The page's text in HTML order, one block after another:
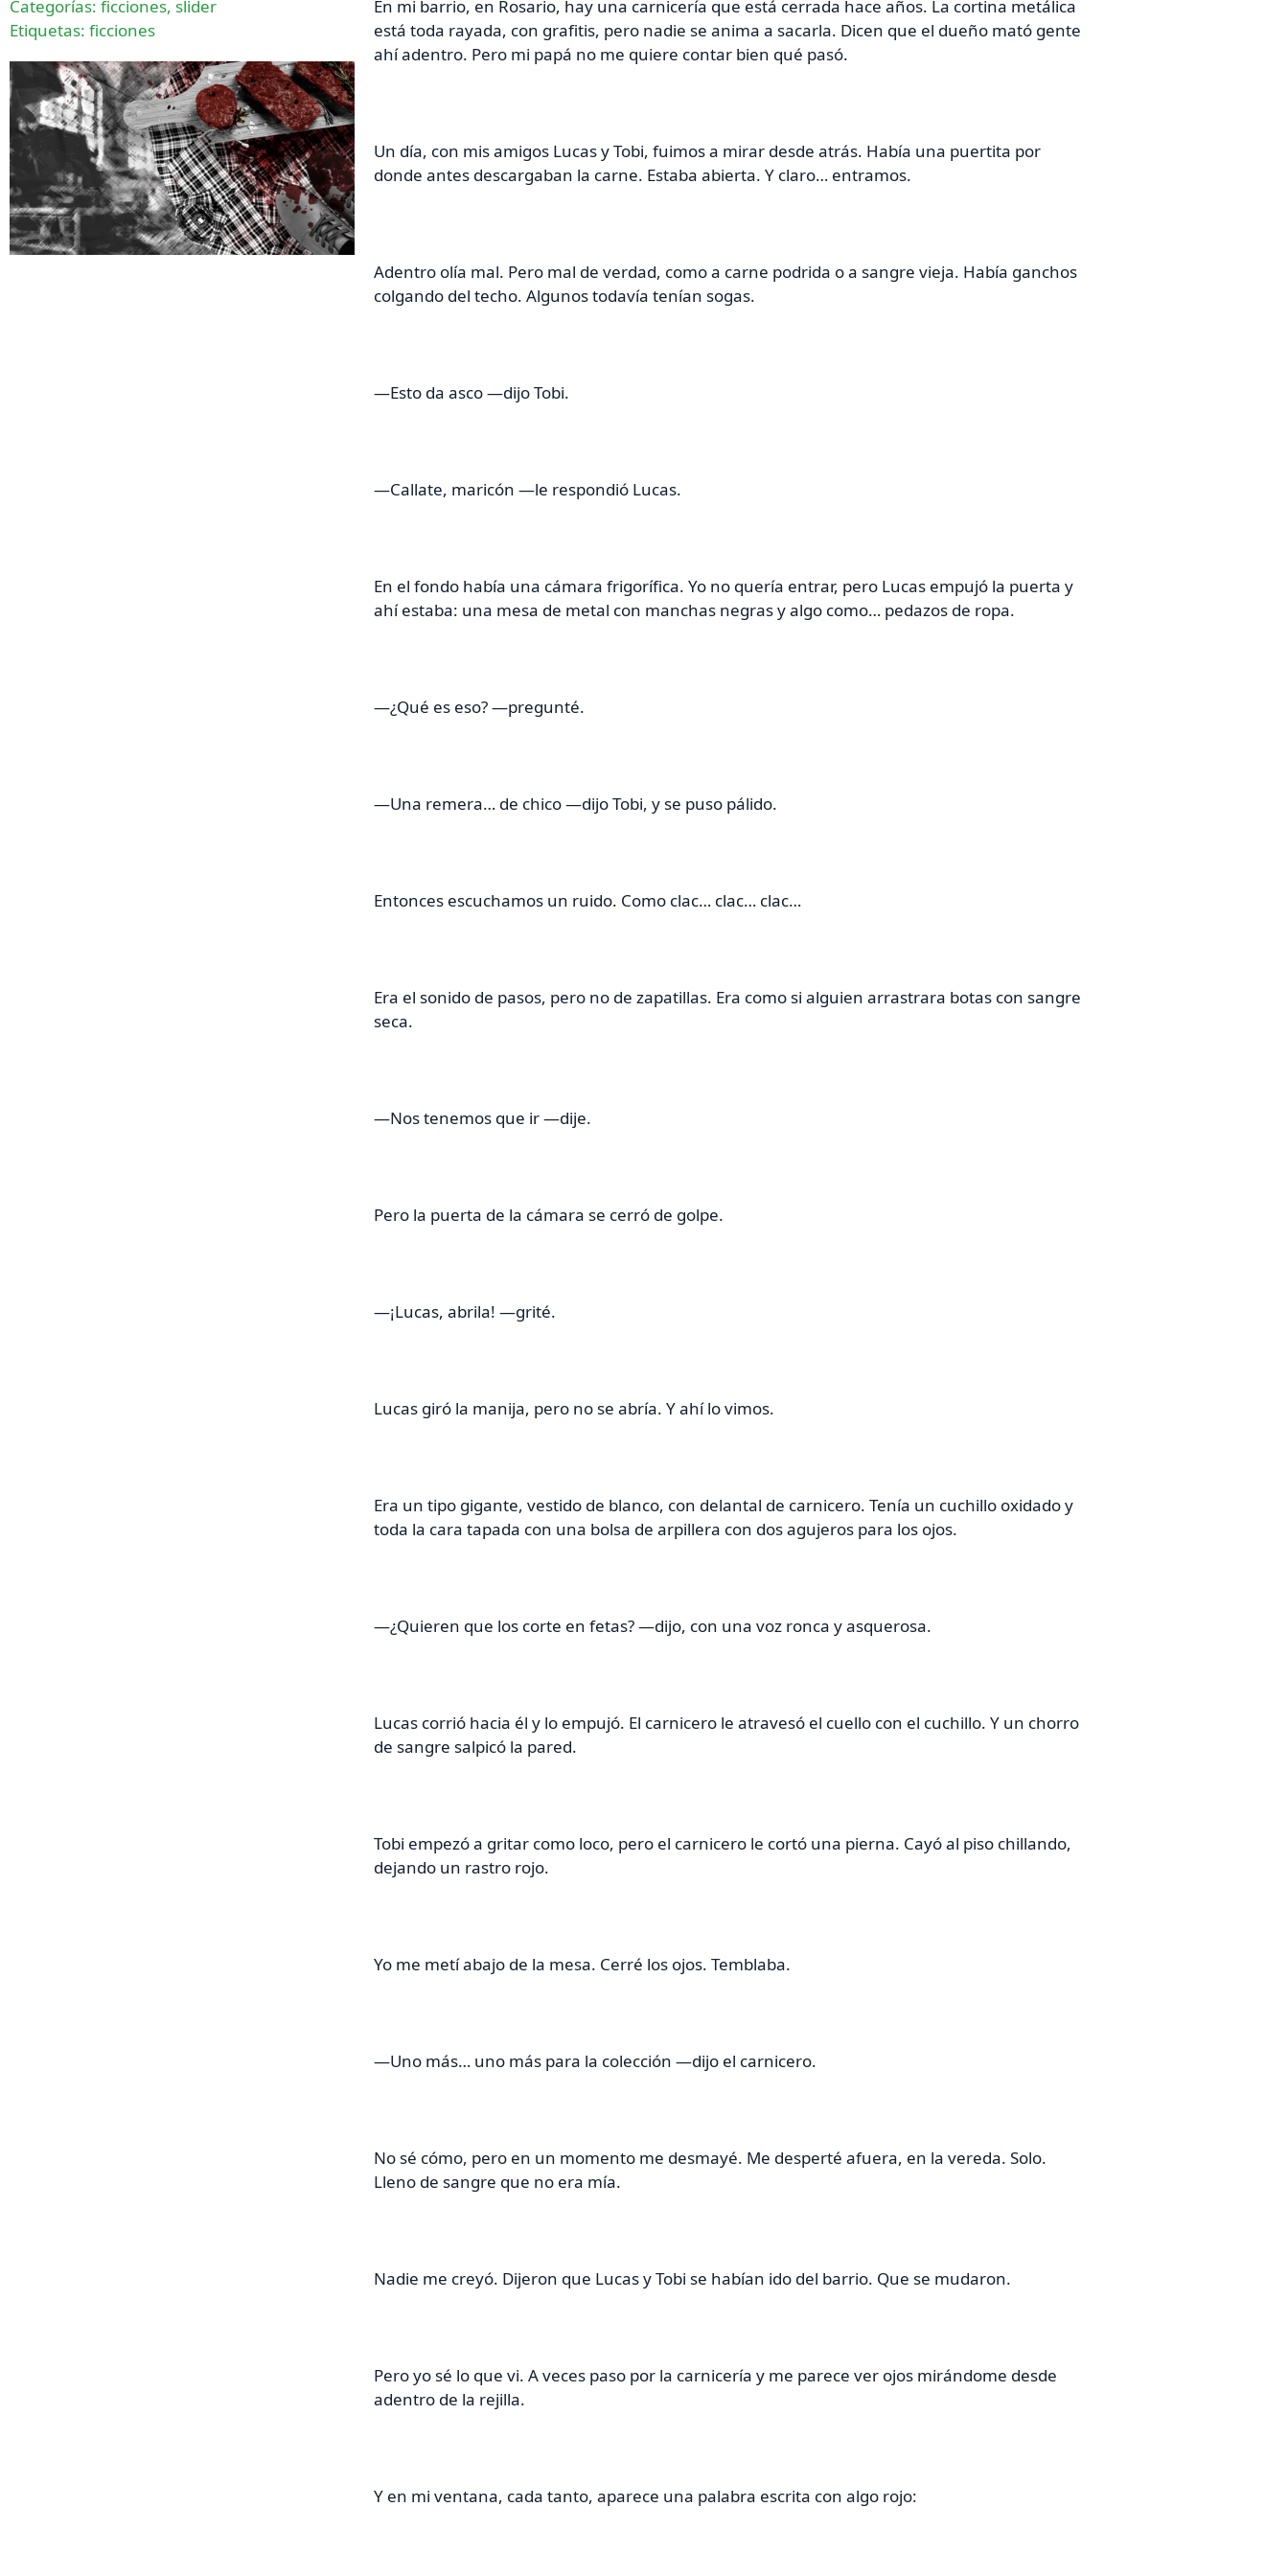
Categorías: ficciones, slider
Etiquetas: ficciones
En mi barrio, en Rosario, hay una carnicería que está cerrada hace años. La cortina metálica
está toda rayada, con grafitis, pero nadie se anima a sacarla. Dicen que el dueño mató gente
ahí adentro. Pero mi papá no me quiere contar bien qué pasó.
Un día, con mis amigos Lucas y Tobi, fuimos a mirar desde atrás. Había una puertita por
donde antes descargaban la carne. Estaba abierta. Y claro… entramos.
Adentro olía mal. Pero mal de verdad, como a carne podrida o a sangre vieja. Había ganchos
colgando del techo. Algunos todavía tenían sogas.
—Esto da asco —dijo Tobi.
—Callate, maricón —le respondió Lucas.
En el fondo había una cámara frigorífica. Yo no quería entrar, pero Lucas empujó la puerta y
ahí estaba: una mesa de metal con manchas negras y algo como… pedazos de ropa.
—¿Qué es eso? —pregunté.
—Una remera… de chico —dijo Tobi, y se puso pálido.
Entonces escuchamos un ruido. Como clac… clac… clac…
Era el sonido de pasos, pero no de zapatillas. Era como si alguien arrastrara botas con sangre
seca.
—Nos tenemos que ir —dije.
Pero la puerta de la cámara se cerró de golpe.
—¡Lucas, abrila! —grité.
Lucas giró la manija, pero no se abría. Y ahí lo vimos.
Era un tipo gigante, vestido de blanco, con delantal de carnicero. Tenía un cuchillo oxidado y
toda la cara tapada con una bolsa de arpillera con dos agujeros para los ojos.
—¿Quieren que los corte en fetas? —dijo, con una voz ronca y asquerosa.
Lucas corrió hacia él y lo empujó. El carnicero le atravesó el cuello con el cuchillo. Y un chorro
de sangre salpicó la pared.
Tobi empezó a gritar como loco, pero el carnicero le cortó una pierna. Cayó al piso chillando,
dejando un rastro rojo.
Yo me metí abajo de la mesa. Cerré los ojos. Temblaba.
—Uno más… uno más para la colección —dijo el carnicero.
No sé cómo, pero en un momento me desmayé. Me desperté afuera, en la vereda. Solo.
Lleno de sangre que no era mía.
Nadie me creyó. Dijeron que Lucas y Tobi se habían ido del barrio. Que se mudaron.
Pero yo sé lo que vi. A veces paso por la carnicería y me parece ver ojos mirándome desde
adentro de la rejilla.
Y en mi ventana, cada tanto, aparece una palabra escrita con algo rojo: